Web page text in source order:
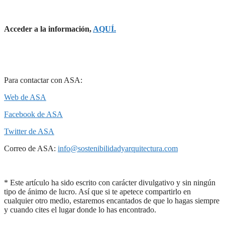
Acceder a la información, AQUÍ.
Para contactar con ASA:
Web de ASA
Facebook de ASA
Twitter de ASA
Correo de ASA: info@sostenibilidadyarquitectura.com
* Este artículo ha sido escrito con carácter divulgativo y sin ningún
tipo de ánimo de lucro. Así que si te apetece compartirlo en
cualquier otro medio, estaremos encantados de que lo hagas siempre
y cuando cites el lugar donde lo has encontrado.